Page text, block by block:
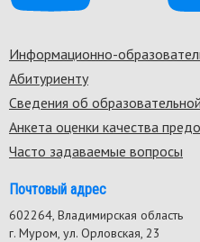
Footer
menu
Информационно-
Абитуриенту
Сведения об
Анкета оценки качества
Часто задаваемые вопросы
Почтовый адрес
602264, Владимирская область
г. Муром, ул. Орловская, 23